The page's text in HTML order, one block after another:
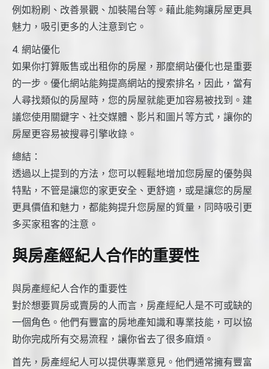
例如粉刷、改善景觀、加裝陽台等。藉此能夠讓房屋更具
魅力，吸引更多的人注意到它。
4. 網站優化
如果你打算販售或出租你的房屋，那麼網站優化也是重要
的一步。優化網站能夠提高網站的搜索排名，因此，當有
人尋找類似的房屋時，您的房屋就能更加容易被找到。建
議您使用關鍵字、社交媒體、影片和圖片等方式，讓你的
房屋更容易被搜尋引擎收錄。
總結：
透過以上提到的方法，您可以輕鬆地增加您房屋的優勢與
特點，不管是讓您的家更安全、更舒適，或是讓您的房屋
更具價值和魅力，都能夠提升您房屋的質量，同時吸引更
多买家租客的注意。
與房產經紀人合作的重要性
與房產經紀人合作的重要性
對於想要買房或賣房的人而言，房產經紀人是不可或缺的
一個角色。他們有豐富的房地產知識和專業技能，可以協
助你完成所有交易流程，讓你省去了很多麻煩。
首先，房產經紀人可以提供專業意見。他們通常擁有豐富